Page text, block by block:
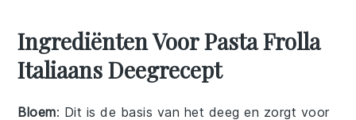
Ingrediënten Voor Pasta Frolla
Italiaans Deegrecept
Bloem: Dit is de basis van het deeg en zorgt voor